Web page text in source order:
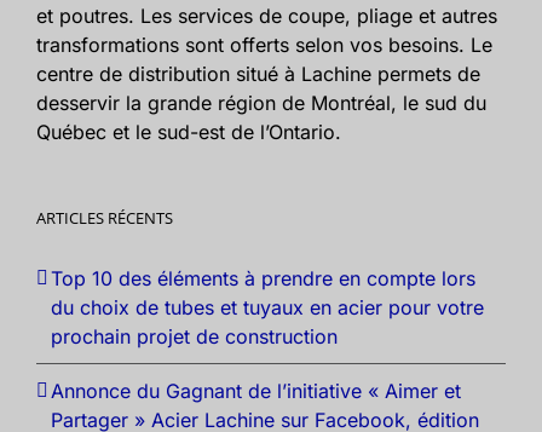
et poutres. Les services de coupe, pliage et autres
transformations sont offerts selon vos besoins. Le
centre de distribution situé à Lachine permets de
desservir la grande région de Montréal, le sud du
Québec et le sud-est de l’Ontario.
ARTICLES RÉCENTS
Top 10 des éléments à prendre en compte lors
du choix de tubes et tuyaux en acier pour votre
prochain projet de construction
Annonce du Gagnant de l’initiative « Aimer et
Partager » Acier Lachine sur Facebook, édition